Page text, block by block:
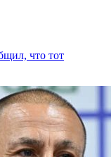
что тот